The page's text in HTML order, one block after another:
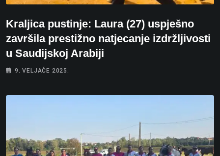
Kraljica pustinje: Laura (27) uspješno
završila prestižno natjecanje izdržljivosti
u Saudijskoj Arabiji
9. VELJAČE 2025.